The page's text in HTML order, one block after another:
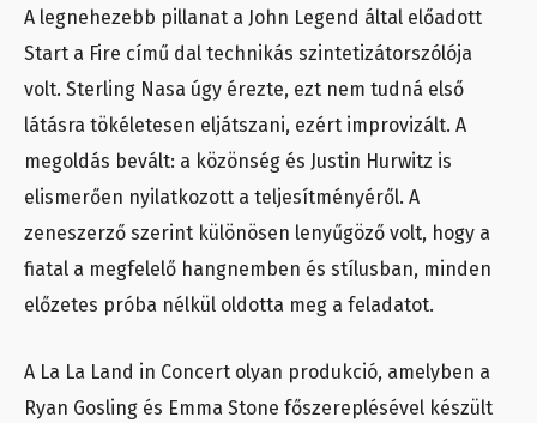
A legnehezebb pillanat a John Legend által előadott
Start a Fire című dal technikás szintetizátorszólója
volt. Sterling Nasa úgy érezte, ezt nem tudná első
látásra tökéletesen eljátszani, ezért improvizált. A
megoldás bevált: a közönség és Justin Hurwitz is
elismerően nyilatkozott a teljesítményéről. A
zeneszerző szerint különösen lenyűgöző volt, hogy a
fiatal a megfelelő hangnemben és stílusban, minden
előzetes próba nélkül oldotta meg a feladatot.
A La La Land in Concert olyan produkció, amelyben a
Ryan Gosling és Emma Stone főszereplésével készült